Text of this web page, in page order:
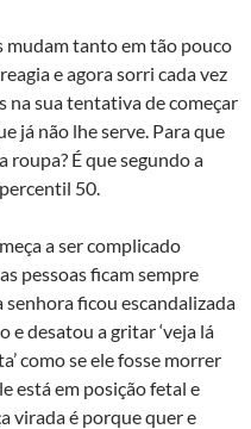
mudam tanto em tão pouco
e agora sorri cada vez
na sua tentativa de começar
já não lhe serve. Para que
roupa? É que segundo a
50.
a ser complicado
pessoas ficam sempre
ficou escandalizada
e desatou a gritar ‘veja lá
como se ele fosse morrer
está em posição fetal e
virada é porque quer e